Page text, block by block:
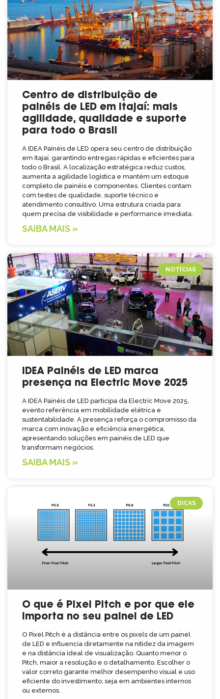
Centro de distribuição de
painéis de LED em Itajaí: mais
agilidade, qualidade e suporte
para todo o Brasil
A IDEA Painéis de LED opera seu centro de distribuição
em Itajaí, garantindo entregas rápidas e eficientes para
todo o Brasil. A localização estratégica reduz custos,
aumenta a agilidade logística e mantém um estoque
completo de painéis e componentes. Clientes contam
com testes de qualidade, suporte técnico e
atendimento consultivo. Uma estrutura criada para
quem precisa de visibilidade e performance imediata.
SAIBA MAIS »
NOTÍCIAS
IDEA Painéis de LED marca
presença na Electric Move 2025
A IDEA Painéis de LED participa da Electric Move 2025,
evento referência em mobilidade elétrica e
sustentabilidade. A presença reforça o compromisso da
marca com inovação e eficiência energética,
apresentando soluções em painéis de LED que
transformam negócios.
SAIBA MAIS »
DICAS
O que é Pixel Pitch e por que ele
importa no seu painel de LED
O Pixel Pitch é a distância entre os pixels de um painel
de LED e influencia diretamente na nitidez da imagem
e na distância ideal de visualização. Quanto menor o
Pitch, maior a resolução e o detalhamento. Escolher o
valor correto garante melhor desempenho visual e uso
eficiente do investimento, seja em ambientes internos
ou externos.